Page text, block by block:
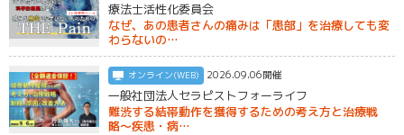
療法士活性化委員会
なぜ、あの患者さんの痛みは「患部」を治療しても変
わらないの…
オンライン(WEB) 2026.09.06開催
一般社団法人セラピストフォーライフ
難渋する結帯動作を獲得するための考え方と治療戦
略〜疾患・病…